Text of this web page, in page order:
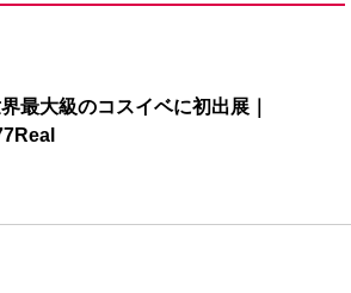
最大級のコスイベに初出展｜